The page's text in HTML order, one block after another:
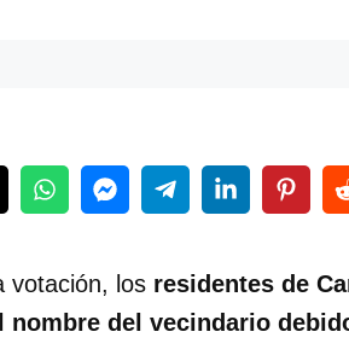
votación, los residentes de
del vecindario